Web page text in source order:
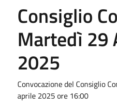
Consiglio
Martedì 29
2025
Convocazione del Consiglio
aprile 2025 ore 16:00